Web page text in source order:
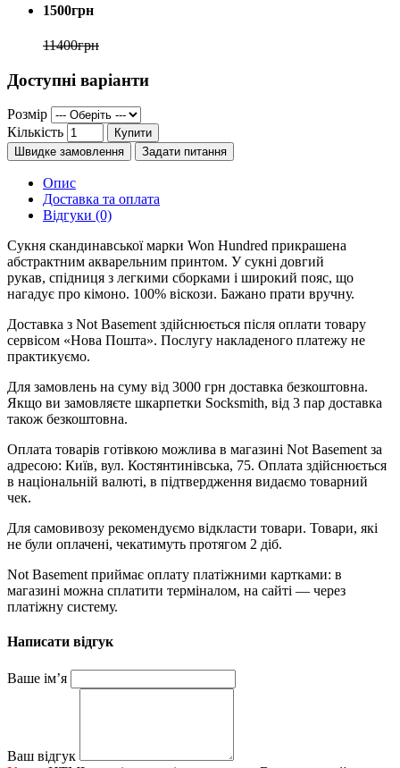
1500грн
11400грн
Доступні варіанти
Розмір
Кількість
Купити
Швидке замовлення
Задати питання
Опис
Доставка та оплата
Відгуки (0)
Сукня скандинавської марки Won Hundred прикрашена
абстрактним акварельним принтом. У сукні довгий
рукав, спідниця з легкими сборками і широкий пояс, що
нагадує про кімоно. 100% віскози. Бажано прати вручну.
Доставка з Not Basement здійснюється після оплати товару
сервісом «Нова Пошта». Послугу накладеного платежу не
практикуємо.
Для замовлень на суму від 3000 грн доставка безкоштовна.
Якщо ви замовляєте шкарпетки Socksmith, від 3 пар доставка
також безкоштовна.
Оплата товарів готівкою можлива в магазині Not Basement за
адресою: Київ, вул. Костянтинівська, 75. Оплата здійснюється
в національній валюті, в підтвердження видаємо товарний
чек.
Для самовивозу рекомендуємо відкласти товари. Товари, які
не були оплачені, чекатимуть протягом 2 діб.
Not Basement приймає оплату платіжними картками: в
магазині можна сплатити терміналом, на сайті — через
платіжну систему.
Написати відгук
Ваше ім’я
Ваш відгук